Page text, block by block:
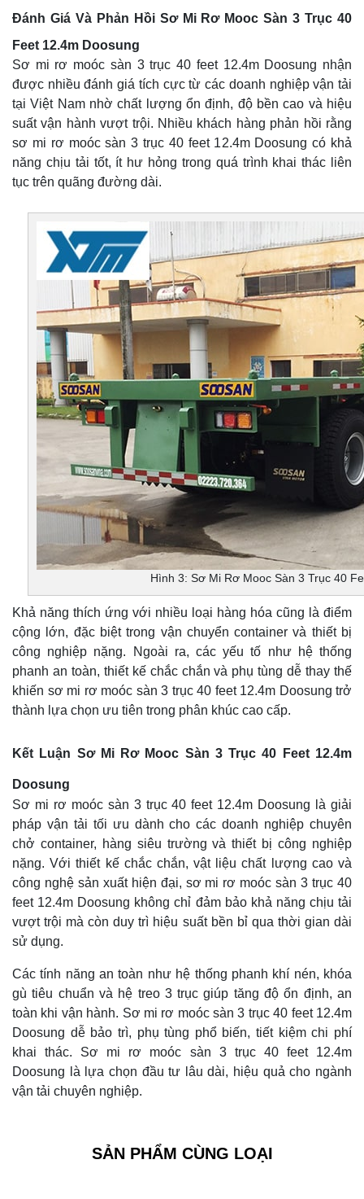
Đánh Giá Và Phản Hồi Sơ Mi Rơ Mooc Sàn 3 Trục 40
Feet 12.4m Doosung
Sơ mi rơ moóc sàn 3 trục 40 feet 12.4m Doosung nhận
được nhiều đánh giá tích cực từ các doanh nghiệp vận tải
tại Việt Nam nhờ chất lượng ổn định, độ bền cao và hiệu
suất vận hành vượt trội. Nhiều khách hàng phản hồi rằng
sơ mi rơ moóc sàn 3 trục 40 feet 12.4m Doosung có khả
năng chịu tải tốt, ít hư hỏng trong quá trình khai thác liên
tục trên quãng đường dài.
Hình 3: Sơ Mi Rơ Mooc Sàn 3 Trục 40
Khả năng thích ứng với nhiều loại hàng hóa cũng là điểm
cộng lớn, đặc biệt trong vận chuyển container và thiết bị
công nghiệp nặng. Ngoài ra, các yếu tố như hệ thống
phanh an toàn, thiết kế chắc chắn và phụ tùng dễ thay thế
khiến sơ mi rơ moóc sàn 3 trục 40 feet 12.4m Doosung trở
thành lựa chọn ưu tiên trong phân khúc cao cấp.
Kết Luận Sơ Mi Rơ Mooc Sàn 3 Trục 40 Feet 12.4m
Doosung
Sơ mi rơ moóc sàn 3 trục 40 feet 12.4m Doosung là giải
pháp vận tải tối ưu dành cho các doanh nghiệp chuyên
chở container, hàng siêu trường và thiết bị công nghiệp
nặng. Với thiết kế chắc chắn, vật liệu chất lượng cao và
công nghệ sản xuất hiện đại, sơ mi rơ moóc sàn 3 trục 40
feet 12.4m Doosung không chỉ đảm bảo khả năng chịu tải
vượt trội mà còn duy trì hiệu suất bền bỉ qua thời gian dài
sử dụng.
Các tính năng an toàn như hệ thống phanh khí nén, khóa
gù tiêu chuẩn và hệ treo 3 trục giúp tăng độ ổn định, an
toàn khi vận hành. Sơ mi rơ moóc sàn 3 trục 40 feet 12.4m
Doosung dễ bảo trì, phụ tùng phổ biến, tiết kiệm chi phí
khai thác. Sơ mi rơ moóc sàn 3 trục 40 feet 12.4m
Doosung là lựa chọn đầu tư lâu dài, hiệu quả cho ngành
vận tải chuyên nghiệp.
SẢN PHẨM CÙNG LOẠI